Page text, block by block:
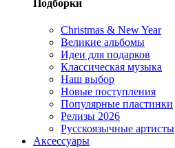
Подборки
Christmas & New Year
Великие альбомы
Идеи для подарков
Классическая музыка
Наш выбор
Новые поступления
Популярные пластинки
Релизы 2026
Русскоязычные артисты
Аксессуары